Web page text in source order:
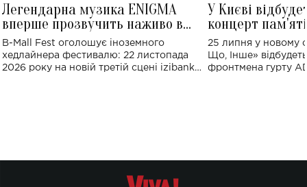
Легендарна музика ENIGMA
вперше прозвучить наживо в
Україні: де відбудеться концерт
B-Mall Fest оголошує іноземного
хедлайнера фестивалю: 22 листопада
2026 року на новій третій сцені izibank
У Києві
концерт
Клименка:
виконають
25 липня у новому
Що, Інше»
фронтмена гурту